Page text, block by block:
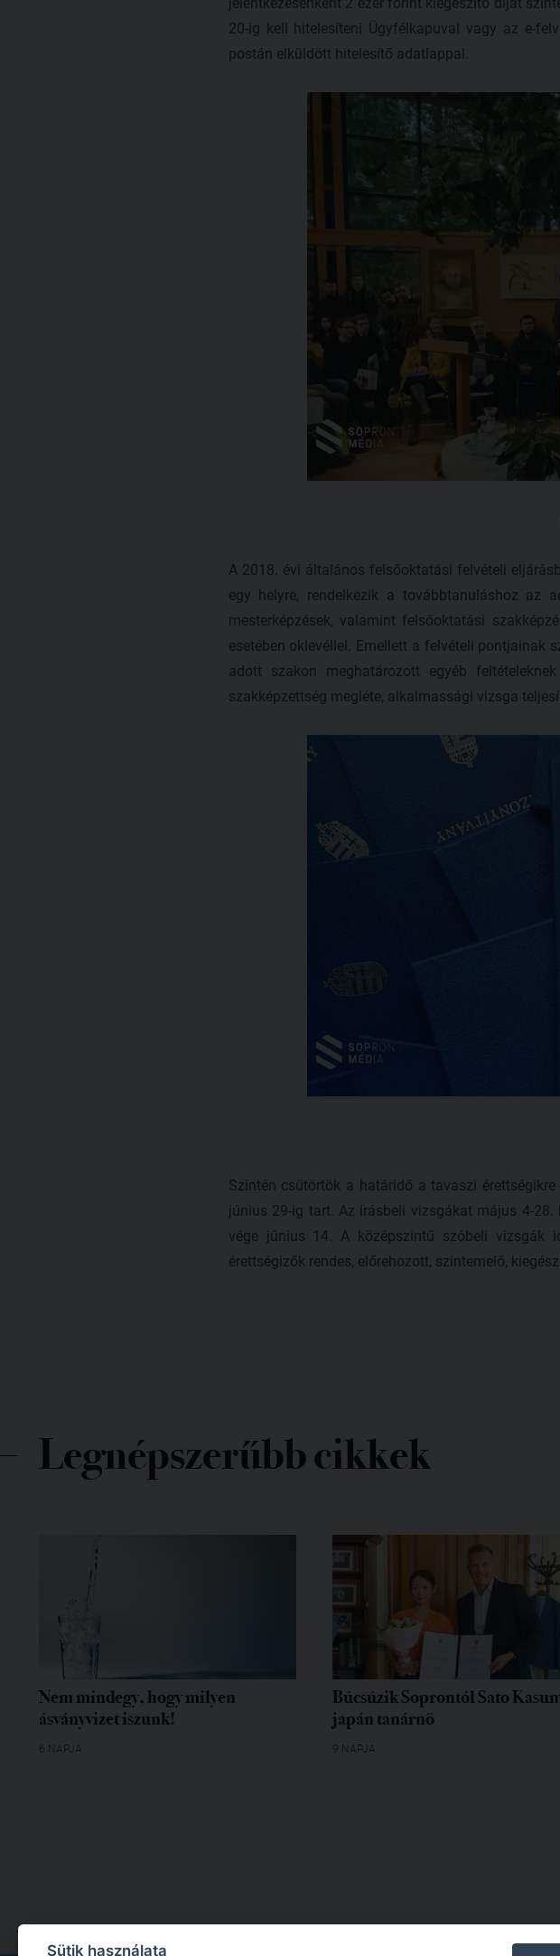
20-ig kell hitelesíteni Ügyfélkapuval vagy az e-
postán elküldött hitelesítő adatlappal.
A 2018. évi általános felsőoktatási felvételi
egy helyre, rendelkezik a továbbtanuláshoz az
mesterképzések, valamint felsőoktatási
esetében oklevéllel. Emellett a felvételi pontjainak
adott szakon meghatározott egyéb
szakképzettség megléte, alkalmassági vizsga
Szintén csütörtök a határidő a tavaszi
június 29-ig tart. Az írásbeli vizsgákat május 4-
vége június 14. A középszintű szóbeli vizsgák
érettségizők rendes, előrehozott, szintemelő,
Legnépszerűbb cikkek
Nem mindegy, hogy milyen
ásványvizet iszunk!
6 NAPJA
Búcsúzik Soprontól Sato
japán tanárnő
9 NAPJA
Sütik használata